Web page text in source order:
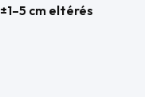
±1–5 cm eltérés